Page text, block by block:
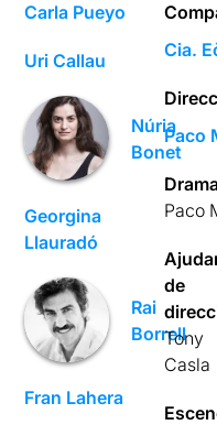
Carla Pueyo
Uri Callau
Núria
Bonet
Georgina
Llauradó
Rai
Borrell
Fran Lahera
Cia.
Paco
Paco
de
Tony
Casla